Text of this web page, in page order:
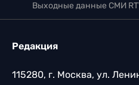
Выходные данные СМИ
Редакция
115280, г. Москва, ул.